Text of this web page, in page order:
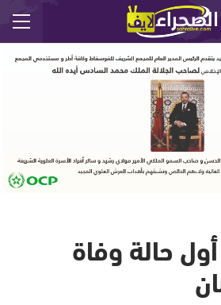
حالة وفاة